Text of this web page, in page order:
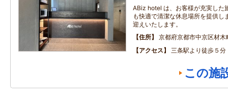
ABiz hotel は、お客様が充実した
も快適で清潔な休息場所を提供し
迎えいたします。
住所
京都府京都市中京区材木
アクセス
三条駅より徒歩５分
この施